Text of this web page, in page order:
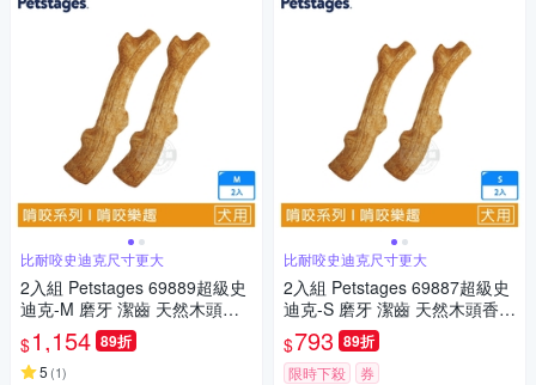
比耐咬史迪克尺寸更大
2入組 Petstages 69889超級史
迪克-M 磨牙 潔齒 天然木頭香
狗狗潔牙玩具 狗玩具 全犬適用
$1,154 89折
5 (1)
比耐咬史迪克尺寸更大
2入組 Petstages 69887超級史
迪克-S 磨牙 潔齒 天然木頭香
狗狗潔牙玩具 狗玩具 全犬適用
$793 89折
限時下殺 券